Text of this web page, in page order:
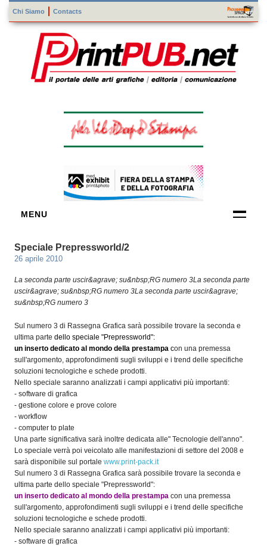
Chi Siamo Contacts
MENU
DI TECNOLOGIE
ZOOM
TEMATICI
EVENTI
Speciale Prepressworld/2
26 aprile 2010
La seconda parte uscir&agrave; su&nbsp;RG numero 3La seconda parte
uscir&agrave; su&nbsp;RG numero 3La seconda parte uscir&agrave;
su&nbsp;RG numero 3
Sul numero 3 di Rassegna Grafica sarà possibile trovare la seconda e
ultima parte dello speciale "Prepressworld":
un inserto dedicato al mondo della prestampa con una premessa
sull'argomento, approfondimenti sugli sviluppi e i trend delle specifiche
soluzioni tecnologiche e schede prodotti.
Nello speciale saranno analizzati i campi applicativi più importanti:
- software di grafica
- gestione colore e prove colore
- workflow
- computer to plate
Una parte significativa sarà inoltre dedicata alle" Tecnologie dell'anno".
Lo speciale verrà poi veicolato alle manifestazioni di settore del 2008 e
sarà disponibile sul portale www.print-pack.it
Sul numero 3 di Rassegna Grafica sarà possibile trovare la seconda e
ultima parte dello speciale "Prepressworld":
un inserto dedicato al mondo della prestampa con una premessa
sull'argomento, approfondimenti sugli sviluppi e i trend delle specifiche
soluzioni tecnologiche e schede prodotti.
Nello speciale saranno analizzati i campi applicativi più importanti:
- software di grafica